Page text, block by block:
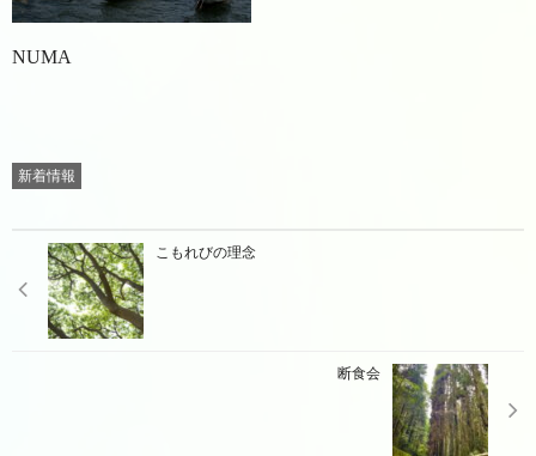
NUMA
新着情報
こもれびの理念
断食会